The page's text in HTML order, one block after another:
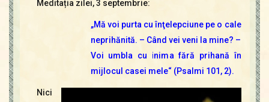
Meditația zilei, 3 septembrie:
„Mă voi purta cu înţelepciune pe o cale
neprihănită. – Când vei veni la mine? –
Voi umbla cu inima fără prihană în
mijlocul casei mele“ (Psalmi 101, 2).
Nici